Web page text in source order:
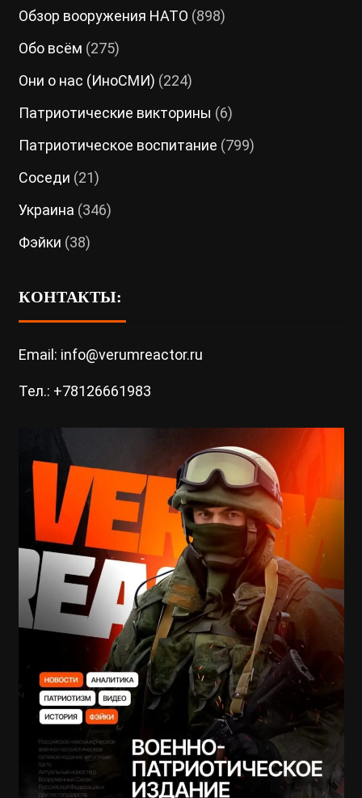
Обзор вооружения НАТО (898)
Обо всём (275)
Они о нас (ИноСМИ) (224)
Патриотические викторины (6)
Патриотическое воспитание (799)
Соседи (21)
Украина (346)
Фэйки (38)
КОНТАКТЫ:
Email: info@verumreactor.ru
Тел.: +78126661983